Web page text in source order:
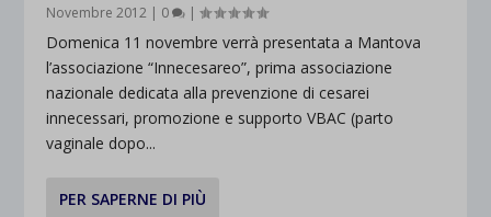
Novembre 2012 | 0 |
Domenica 11 novembre verrà presentata a Mantova
l’associazione “Innecesareo”, prima associazione
nazionale dedicata alla prevenzione di cesarei
innecessari, promozione e supporto VBAC (parto
vaginale dopo...
PER SAPERNE DI PIÙ